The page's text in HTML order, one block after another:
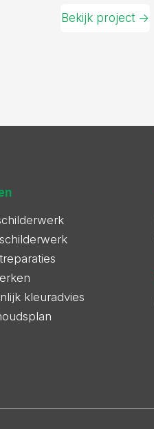
Bekijk project ->
kleuradvies